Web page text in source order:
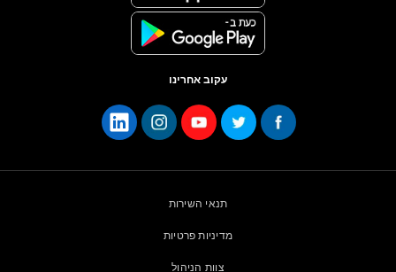
עקוב אחרינו
תנאי השירות
מדיניות פרטיות
צוות הניהול